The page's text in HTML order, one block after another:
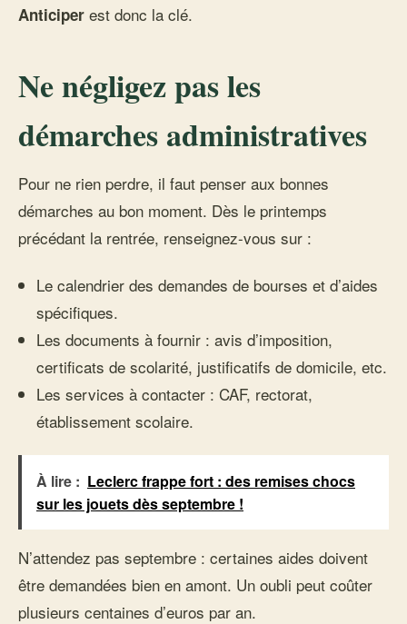
Anticiper est donc la clé.
Ne négligez pas les
démarches administratives
Pour ne rien perdre, il faut penser aux bonnes
démarches au bon moment. Dès le printemps
précédant la rentrée, renseignez-vous sur :
Le calendrier des demandes de bourses et d’aides
spécifiques.
Les documents à fournir : avis d’imposition,
certificats de scolarité, justificatifs de domicile, etc.
Les services à contacter : CAF, rectorat,
établissement scolaire.
À lire : Leclerc frappe fort : des remises chocs
sur les jouets dès septembre !
N’attendez pas septembre : certaines aides doivent
être demandées bien en amont. Un oubli peut coûter
plusieurs centaines d’euros par an.